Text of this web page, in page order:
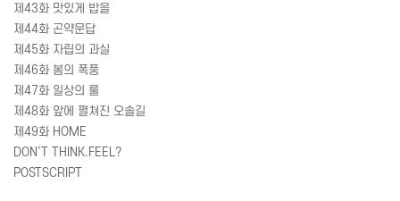
제43화 맛있게 밥을
제44화 곤약문답
제45화 자립의 과실
제46화 봄의 폭풍
제47화 일상의 룰
제48화 앞에 펼쳐진 오솔길
제49화 HOME
DON’T THINK.FEEL?
POSTSCRIPT